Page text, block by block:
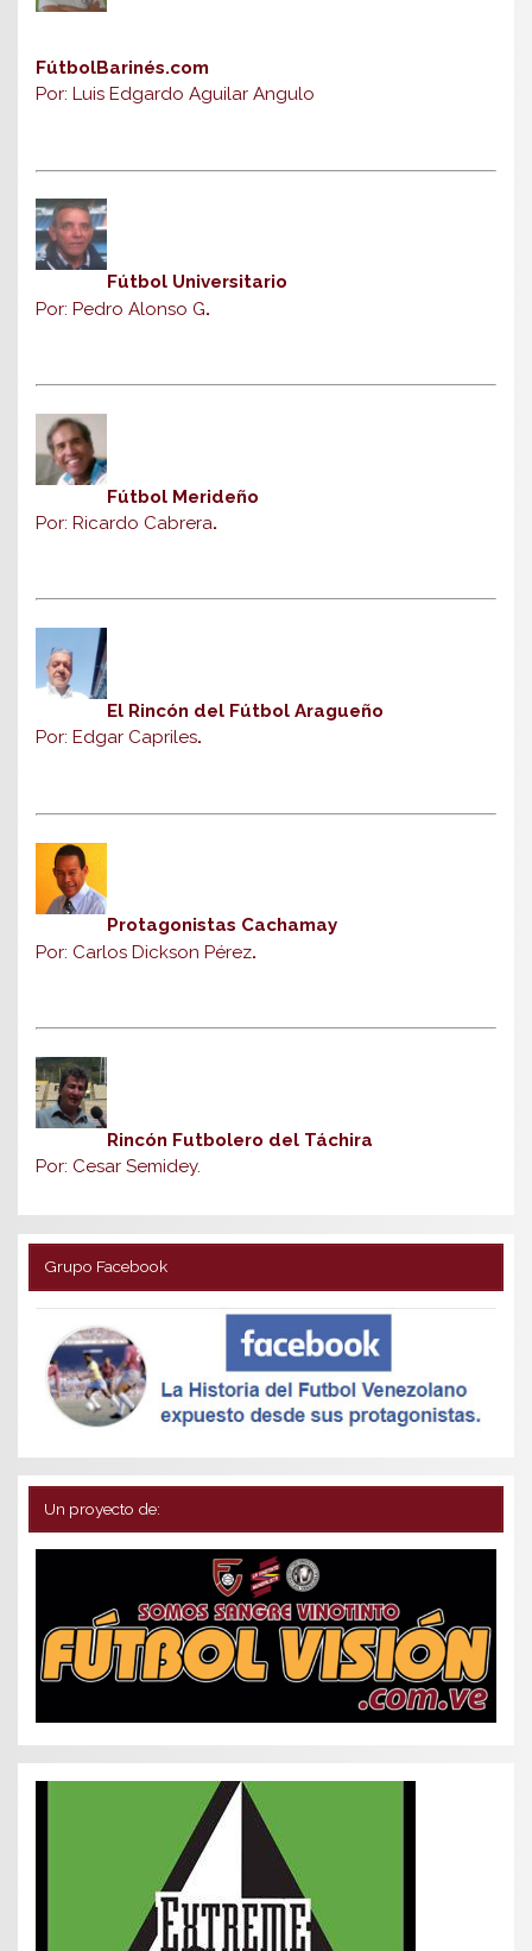
FútbolBarinés.com
Por: Luis Edgardo Aguilar Angulo
Fútbol Universitario
Por: Pedro Alonso G.
Fútbol Merideño
Por: Ricardo Cabrera.
El Rincón del Fútbol Aragueño
Por: Edgar Capriles.
Protagonistas Cachamay
Por: Carlos Dickson Pérez.
Rincón Futbolero del Táchira
Por: Cesar Semidey.
Grupo Facebook
Un proyecto de: